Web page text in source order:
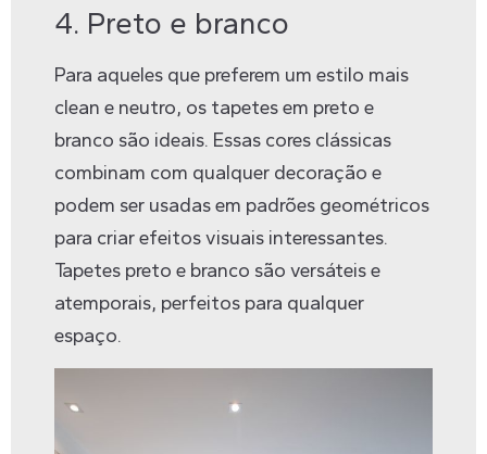
4. Preto e branco
Para aqueles que preferem um estilo mais
clean e neutro, os tapetes em preto e
branco são ideais. Essas cores clássicas
combinam com qualquer decoração e
podem ser usadas em padrões geométricos
para criar efeitos visuais interessantes.
Tapetes preto e branco são versáteis e
atemporais, perfeitos para qualquer
espaço.